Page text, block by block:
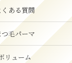
ある質問
つ毛パーマ
リューム